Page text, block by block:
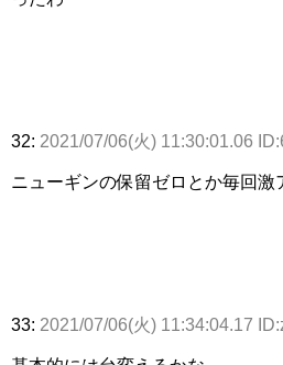
32: 2021/07/06(火) 11:30:01.06
ニューギンの保留ゼロとか毎回激
33: 2021/07/06(火) 11:34:04.17